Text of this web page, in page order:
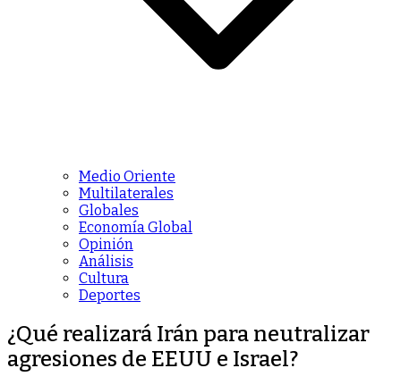
Medio Oriente
Multilaterales
Globales
Economía Global
Opinión
Análisis
Cultura
Deportes
¿Qué realizará Irán para neutralizar
agresiones de EEUU e Israel?